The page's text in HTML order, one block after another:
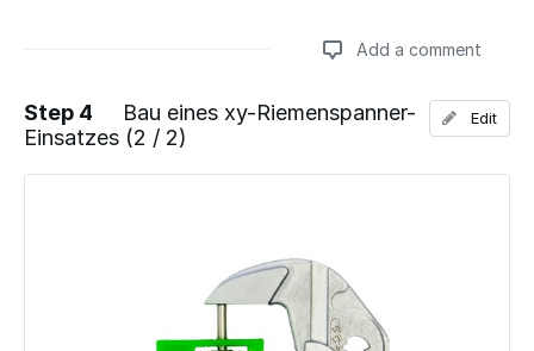
Add a comment
Step 4
Bau eines xy-Riemenspanner-
Einsatzes (2 / 2)
Edit